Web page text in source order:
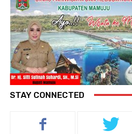
STAY CONNECTED